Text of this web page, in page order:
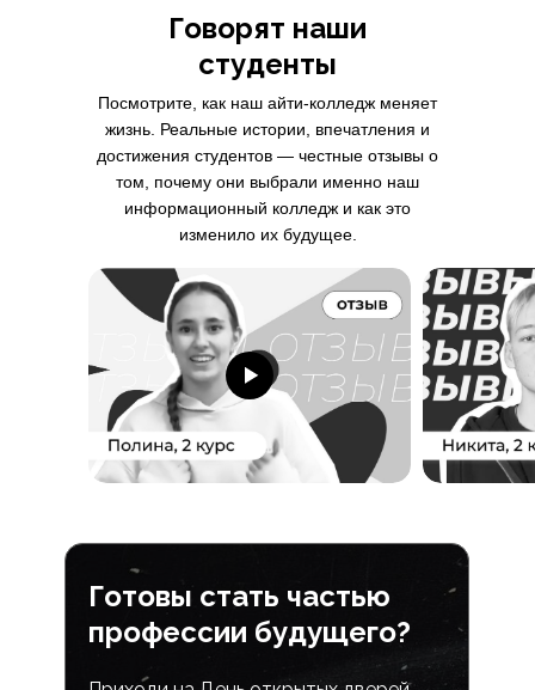
Говорят наши
студенты
Посмотрите, как наш айти-колледж меняет
жизнь. Реальные истории, впечатления и
достижения студентов — честные отзывы о
том, почему они выбрали именно наш
информационный колледж и как это
изменило их будущее.
Готовы стать частью
профессии будущего?